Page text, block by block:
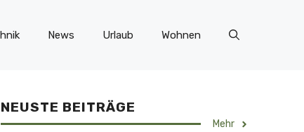
News Urlaub Wohnen
NEUSTE BEITRÄGE
Mehr